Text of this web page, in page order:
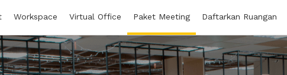
Workspace Virtual Office Paket Meeting Daftarkan Ruangan